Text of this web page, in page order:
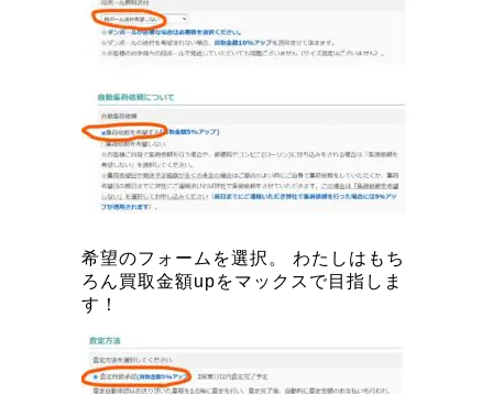
希望のフォームを選択。 わたしはもち
ろん買取金額upをマックスで目指しま
す！